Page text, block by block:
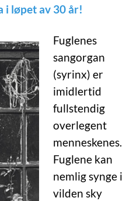
i løpet av 30 år!
Fuglenes
sangorgan
(syrinx) er
imidlertid
fullstendig
overlegent
menneskenes.
Fuglene kan
nemlig synge i
vilden sky